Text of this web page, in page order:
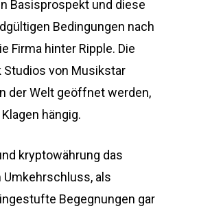
Basisprospekt und diese
Bedingungen nach
Firma hinter Ripple. Die
Studios von Musikstar
der Welt geöffnet werden,
hängig.
kryptowährung das
Umkehrschluss, als
Begegnungen gar